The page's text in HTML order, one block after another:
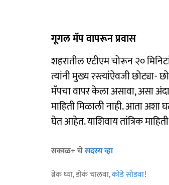
गूगल मॅप वापरून प्रवास
शहरातील एटीएम चोरून २०
त्यांनी मुख्य रस्त्यांऐवजी छोट्या-
मॅपचा वापर केला असावा, असा
माहिती मिळाली नाही. आता अशा
घेत आहेत. याशिवाय तांत्रिक
सकाळ+ चेसदस्य व्हा
ब्रेक घ्या, डोकं चालवा,कोडे सोडवा!